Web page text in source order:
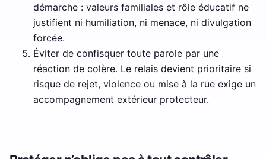
démarche : valeurs familiales et rôle éducatif ne
justifient ni humiliation, ni menace, ni divulgation
forcée.
Éviter de confisquer toute parole par une
réaction de colère. Le relais devient prioritaire si
risque de rejet, violence ou mise à la rue exige un
accompagnement extérieur protecteur.